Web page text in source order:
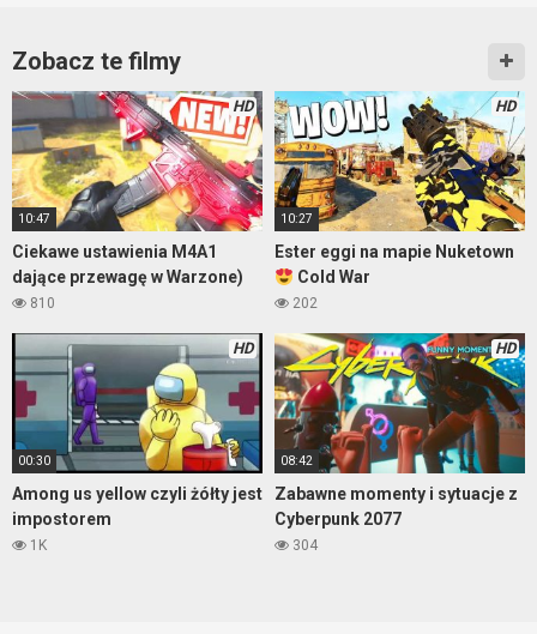
Zobacz te filmy
HD
10:47
Ciekawe ustawienia M4A1
dające przewagę w Warzone)
810
HD
10:27
Ester eggi na mapie Nuketown
Cold War
202
HD
00:30
Among us yellow czyli żółty jest
impostorem
1K
HD
08:42
Zabawne momenty i sytuacje z
Cyberpunk 2077
304